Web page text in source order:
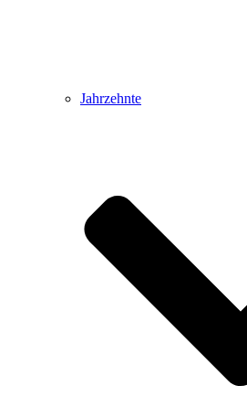
Jahrzehnte